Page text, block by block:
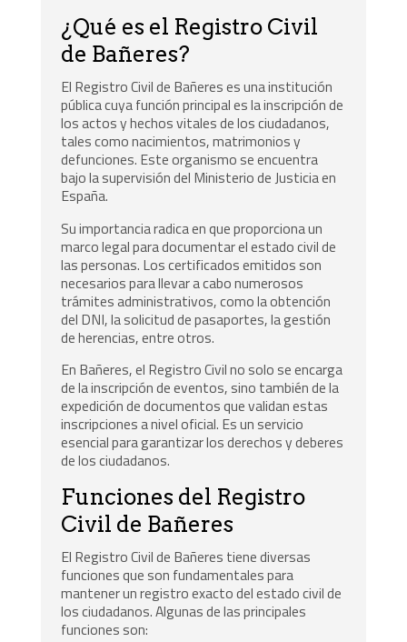
¿Qué es el Registro Civil
de Bañeres?
El Registro Civil de Bañeres es una institución
pública cuya función principal es la inscripción de
los actos y hechos vitales de los ciudadanos,
tales como nacimientos, matrimonios y
defunciones. Este organismo se encuentra
bajo la supervisión del Ministerio de Justicia en
España.
Su importancia radica en que proporciona un
marco legal para documentar el estado civil de
las personas. Los certificados emitidos son
necesarios para llevar a cabo numerosos
trámites administrativos, como la obtención
del DNI, la solicitud de pasaportes, la gestión
de herencias, entre otros.
En Bañeres, el Registro Civil no solo se encarga
de la inscripción de eventos, sino también de la
expedición de documentos que validan estas
inscripciones a nivel oficial. Es un servicio
esencial para garantizar los derechos y deberes
de los ciudadanos.
Funciones del Registro
Civil de Bañeres
El Registro Civil de Bañeres tiene diversas
funciones que son fundamentales para
mantener un registro exacto del estado civil de
los ciudadanos. Algunas de las principales
funciones son: